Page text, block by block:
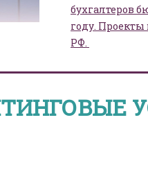
бухгалтеров
году.
РФ.